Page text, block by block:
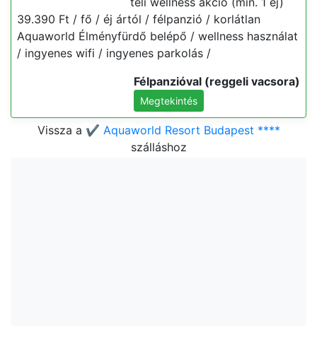
39.390 Ft / fő / éj ártól / félpanzió / korlátlan
Aquaworld Élményfürdő belépő / wellness használat
/ ingyenes wifi / ingyenes parkolás /
Félpanzióval (reggeli vacsora)
Megtekintés
Vissza a ✔️ Aquaworld Resort Budapest ****
szálláshoz